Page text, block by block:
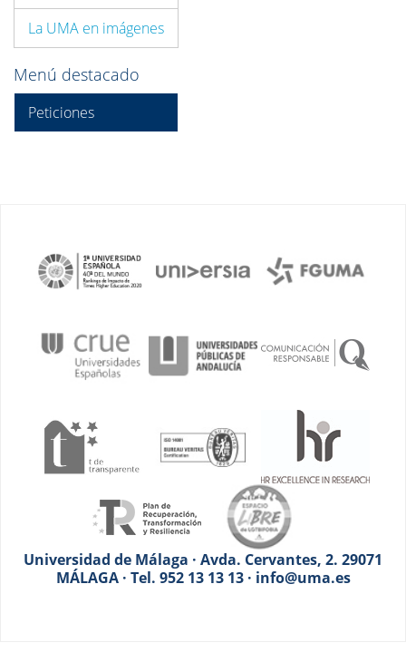
La UMA en imágenes
Menú destacado
Peticiones
Universidad de Málaga · Avda. Cervantes, 2. 29071
MÁLAGA · Tel. 952 13 13 13 · info@uma.es